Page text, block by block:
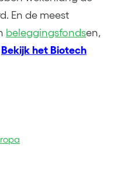
En de meest
beleggingsfondsen,
Bekijk het Biotech